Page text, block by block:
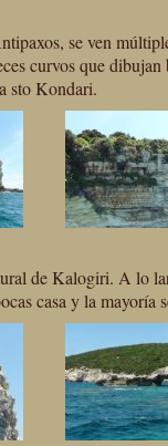
se ven
curvos que
sto Kondari.
de Kalogiri. A lo
casa y la mayoría